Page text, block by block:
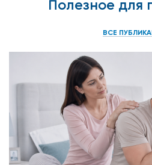
Полезное для
ВСЕ